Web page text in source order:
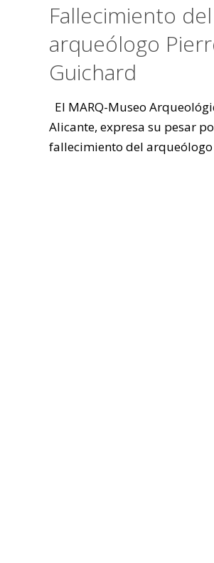
Fallecimiento del
arqueólogo
Guichard
El MARQ-Museo
Alicante, expresa su pesar
fallecimiento del arqueólogo